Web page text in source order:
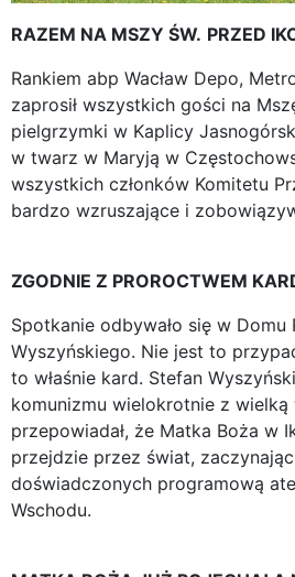
RAZEM NA MSZY ŚW. PRZED
Rankiem abp Wacław Depo,
zaprosił wszystkich gości na
pielgrzymki w Kaplicy
w twarz w Maryją w
wszystkich członków Komitetu
bardzo wzruszające i
ZGODNIE Z PROROCTWEM
Spotkanie odbywało się w Domu
Wyszyńskiego. Nie jest to
to właśnie kard. Stefan
komunizmu wielokrotnie z wielką
przepowiadał, że Matka Boża w
przejdzie przez świat,
doświadczonych programową
Wschodu.